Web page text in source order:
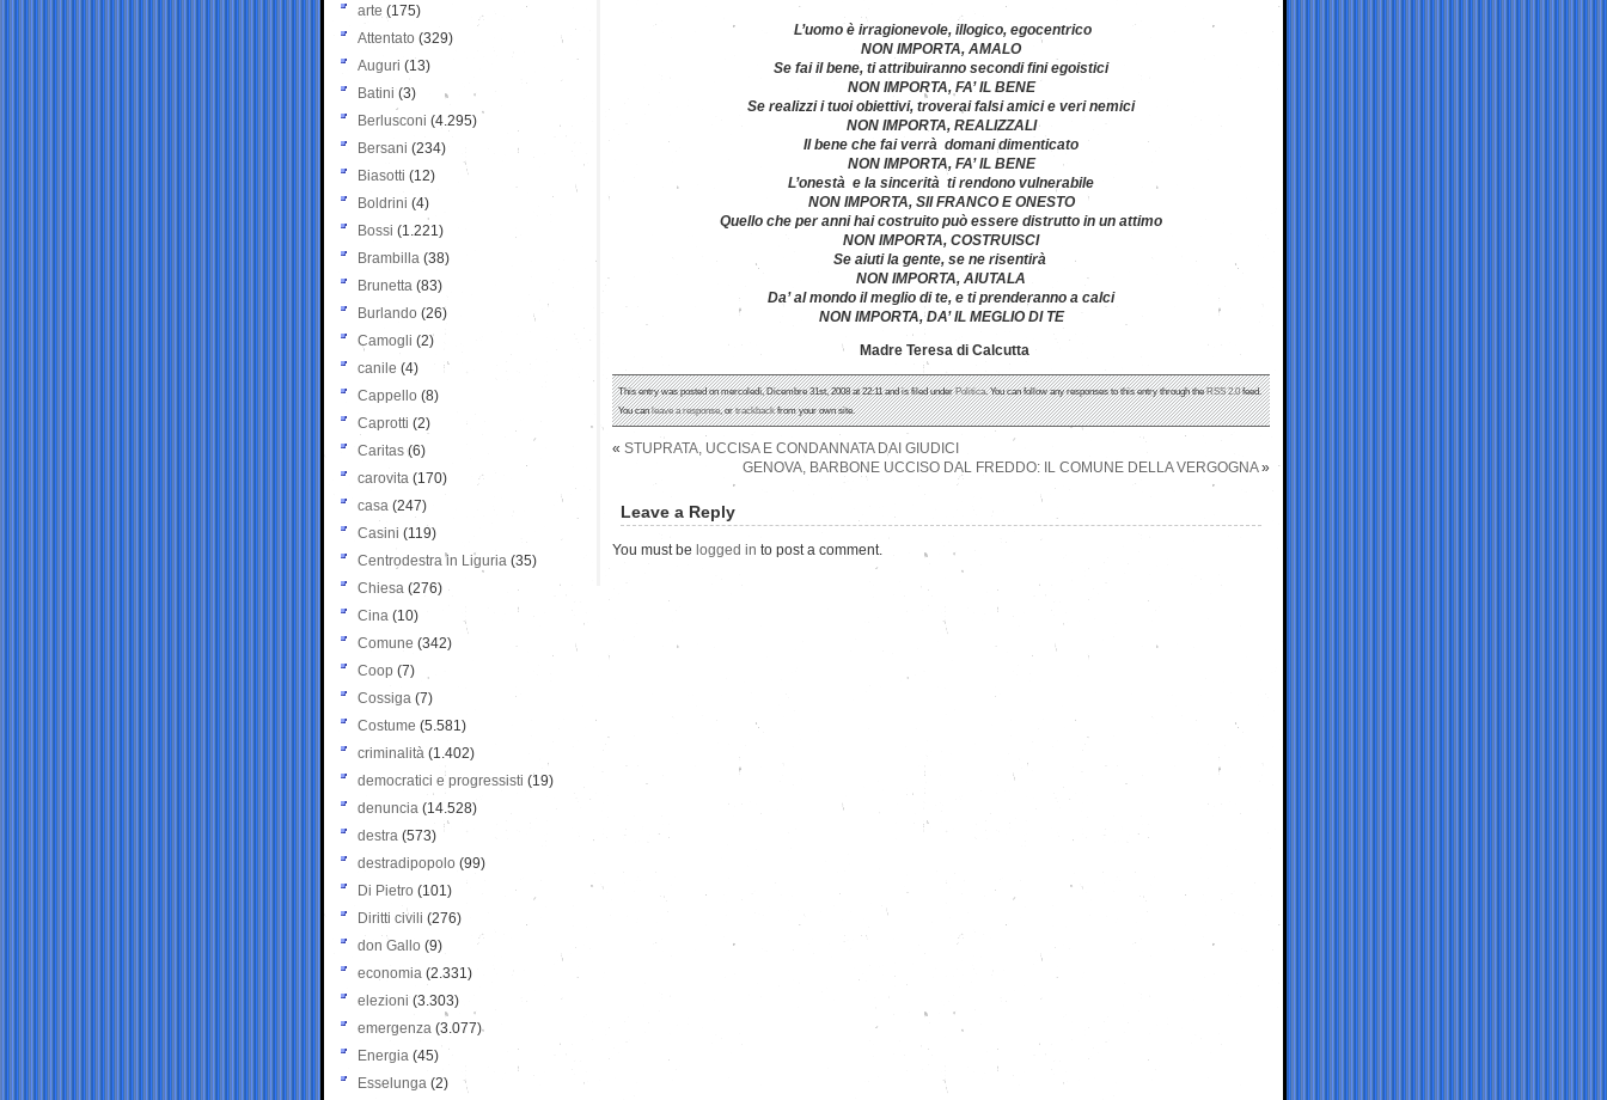
L’uomo è irragionevole, illogico, egocentrico
NON IMPORTA, AMALO
Se fai il bene, ti attribuiranno secondi fini egoistici
NON IMPORTA, FA’ IL BENE
Se realizzi i tuoi obiettivi, troverai falsi amici e veri nemici
NON IMPORTA, REALIZZALI
Il bene che fai verrà domani dimenticato
NON IMPORTA, FA’ IL BENE
L’onestà e la sincerità ti rendono vulnerabile
NON IMPORTA, SII FRANCO E ONESTO
Quello che per anni hai costruito può essere distrutto in un attimo
NON IMPORTA, COSTRUISCI
Se aiuti la gente, se ne risentirà
NON IMPORTA, AIUTALA
Da’ al mondo il meglio di te, e ti prenderanno a calci
NON IMPORTA, DA’ IL MEGLIO DI TE
Madre Teresa di Calcutta
This entry was posted on mercoledì, Dicembre 31st, 2008 at 22:11 and is filed underPolitica. You can follow any responses to this entry through theRSS 2.0feed.
You canleave a response, ortrackbackfrom your own site.
« STUPRATA, UCCISA E CONDANNATA DAI GIUDICI
GENOVA, BARBONE UCCISO DAL FREDDO: IL COMUNE DELLA VERGOGNA»
Leave a Reply
You must be logged in to post a comment.
arte (175)
Attentato (329)
Auguri (13)
Batini (3)
Berlusconi (4.295)
Bersani (234)
Biasotti (12)
Boldrini (4)
Bossi (1.221)
Brambilla (38)
Brunetta (83)
Burlando (26)
Camogli (2)
canile (4)
Cappello (8)
Caprotti (2)
Caritas (6)
carovita (170)
casa (247)
Casini (119)
Centrodestra in Liguria (35)
Chiesa (276)
Cina (10)
Comune (342)
Coop (7)
Cossiga (7)
Costume (5.581)
criminalità (1.402)
democratici e progressisti (19)
denuncia (14.528)
destra (573)
destradipopolo (99)
Di Pietro (101)
Diritti civili (276)
don Gallo (9)
economia (2.331)
elezioni (3.303)
emergenza (3.077)
Energia (45)
Esselunga (2)